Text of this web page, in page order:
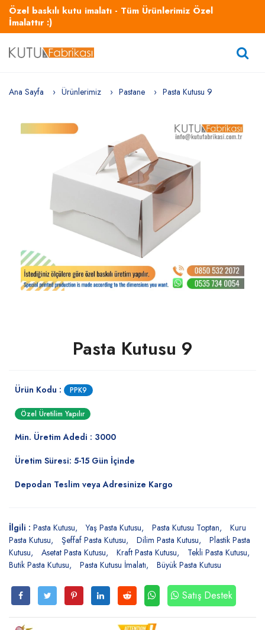
Özel baskılı kutu imalatı - Tüm Ürünlerimiz Özel
İmalattır :)
Ana Sayfa Ürünlerimiz Pastane Pasta Kutusu 9
Pasta Kutusu 9
Ürün Kodu : PPK9
Özel Üretilim Yapılır
Min. Üretim Adedi : 3000
Üretim Süresi: 5-15 Gün İçinde
Depodan Teslim veya Adresinize Kargo
İlgili : Pasta Kutusu Yaş Pasta Kutusu Pasta Kutusu Toptan
Kuru
Pasta Kutusu
Şeffaf Pasta Kutusu Dilim Pasta Kutusu
Plastik Pasta
Kutusu
Asetat Pasta Kutusu Kraft Pasta Kutusu
Tekli Pasta Kutusu
Butik Pasta Kutusu
Pasta Kutusu İmalatı Büyük Pasta Kutusu
Satış Destek